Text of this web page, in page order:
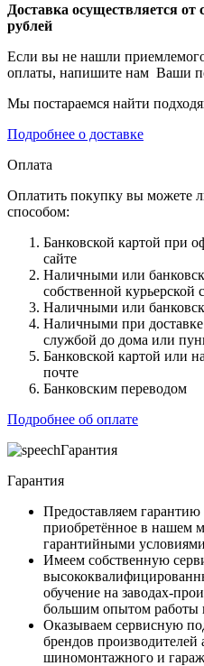
Доставка осуществляется от
рублей
Если вы не нашли
оплаты, напишите нам Ваши
Мы постараемся найти
Подробнее о доставке
Оплата
Оплатить покупку вы можете
способом:
Банковской картой при
сайте
Наличными или
собственной
Наличными или
Наличными при доставке
службой до дома или
Банковской картой или
почте
Банковским переводом
Подробнее об оплате
Гарантия
Гарантия
Предоставляем гарантию
приобретённое в нашем
гарантийными
Имеем собственную
обучение на заводах-
большим опытом работы
Оказываем сервисную
брендов производителей
шиномонтажного и